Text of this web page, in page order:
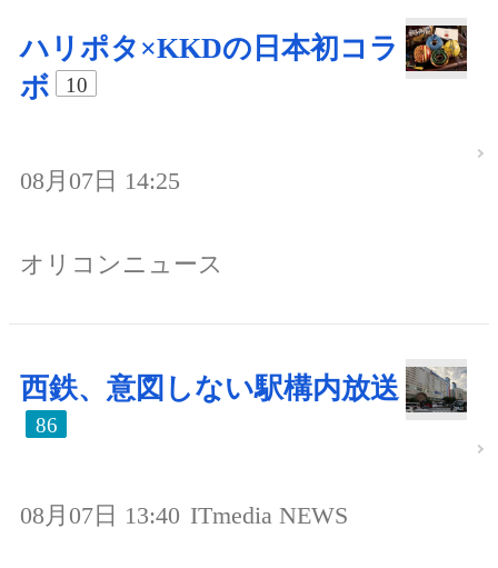
ハリポタ×KKDの日本初コラ
ボ
10
08月07日 14:25
オリコンニュース
西鉄、意図しない駅構内放送
86
08月07日 13:40 ITmedia NEWS